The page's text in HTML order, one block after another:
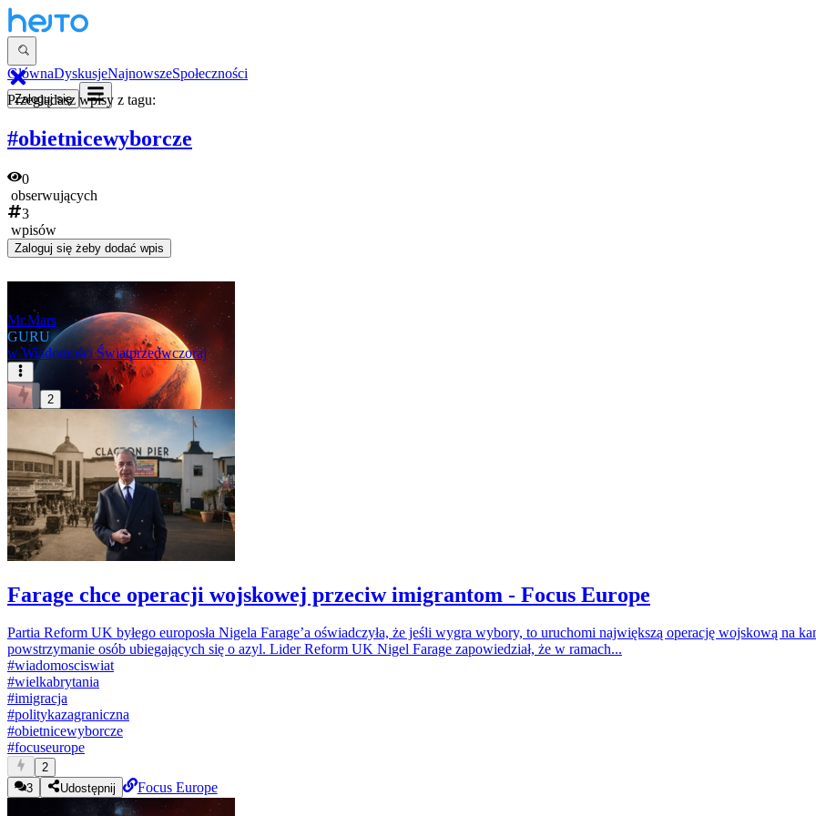
GłównaDyskusjeNajnowszeSpołeczności
Zaloguj się
Przeglądasz wpisy z tagu:
#obietnicewyborcze
0
obserwujących
3
wpisów
Zaloguj się żeby dodać wpis
Mr.Mars
GURU
w Wiadomości Światprzedwczoraj
2
Farage chce operacji wojskowej przeciw imigrantom - Focus Europe
Partia Reform UK byłego europosła Nigela Farage’a oświadczyła, że jeśli wygra wybory, to uruchomi największą operację wojskową na
powstrzymanie osób ubiegających się o azyl. Lider Reform UK Nigel Farage zapowiedział, że w ramach...
#wiadomosciswiat
#wielkabrytania
#imigracja
#politykazagraniczna
#obietnicewyborcze
#focuseurope
2
3
Udostępnij Focus Europe